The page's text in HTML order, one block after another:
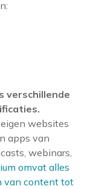
verschillende
websites
apps van
webinars,
omvat alles
van content tot